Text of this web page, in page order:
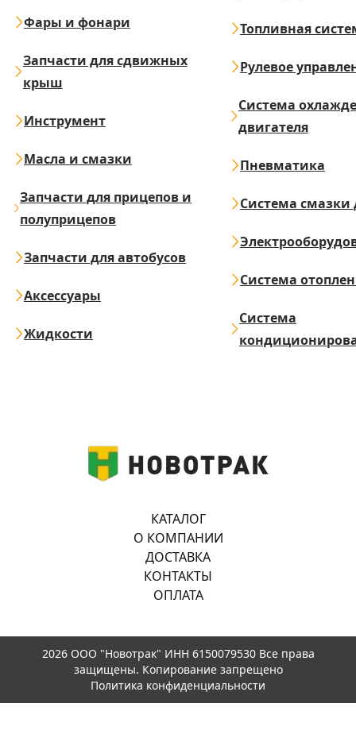
Фары и фонари
Запчасти для сдвижных
крыш
Инструмент
Масла и смазки
Запчасти для прицепов и
полуприцепов
Запчасти для автобусов
Аксессуары
Жидкости
Топливная
Рулевое
Система
двигателя
Пневматика
Система смазки
Система
Система
КАТАЛОГ
О КОМПАНИИ
ДОСТАВКА
КОНТАКТЫ
ОПЛАТА
2026 ООО "Новотрак" ИНН 6150079530 Все права
защищены. Копирование запрещено
Политика конфиденциальности